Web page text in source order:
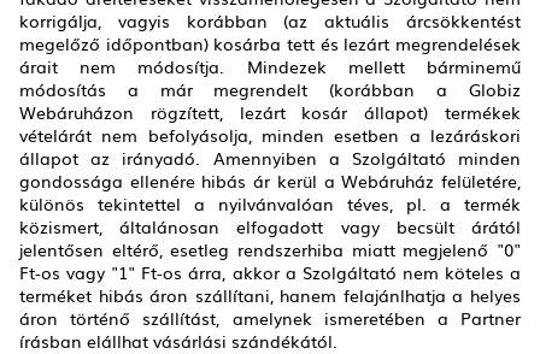
korrigálja, vagyis korábban (az aktuális árcsökkentést
megelőző időpontban) kosárba tett és lezárt megrendelések
árait nem módosítja. Mindezek mellett bárminemű
módosítás a már megrendelt (korábban a Globiz
Webáruházon rögzített, lezárt kosár állapot) termékek
vételárát nem befolyásolja, minden esetben a lezáráskori
állapot az irányadó. Amennyiben a Szolgáltató minden
gondossága ellenére hibás ár kerül a Webáruház felületére,
különös tekintettel a nyilvánvalóan téves, pl. a termék
közismert, általánosan elfogadott vagy becsült árától
jelentősen eltérő, esetleg rendszerhiba miatt megjelenő "0"
Ft-os vagy "1" Ft-os árra, akkor a Szolgáltató nem köteles a
terméket hibás áron szállítani, hanem felajánlhatja a helyes
áron történő szállítást, amelynek ismeretében a Partner
írásban elállhat vásárlási szándékától.